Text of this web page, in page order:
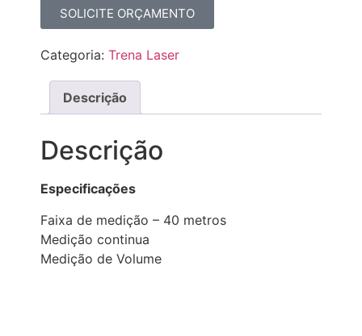
SOLICITE ORÇAMENTO
Categoria: Trena Laser
Descrição
Descrição
Especificações
Faixa de medição – 40 metros
Medição continua
Medição de Volume